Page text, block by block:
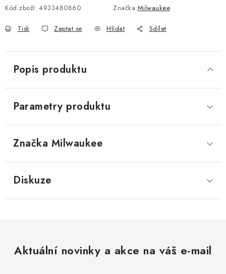
Kód zboží: 4933480860 Značka:Milwaukee
Tisk Zeptat se Hlídat Sdílet
Popis produktu
Parametry produktu
Značka Milwaukee
Diskuze
Aktuální novinky a akce na váš e-mail